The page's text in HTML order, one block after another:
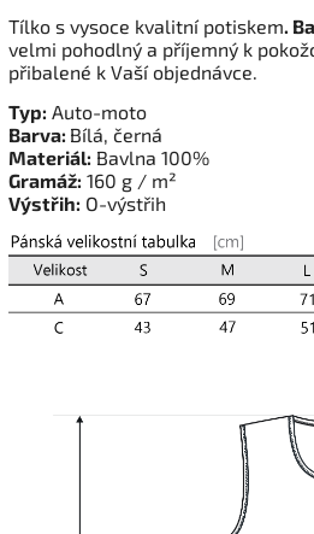
Tílko s vysoce kvalitní potiskem.
velmi pohodlný a příjemný k
přibalené k Vaší objednávce.
Typ: Auto-moto
Barva: Bílá, černá
Materiál: Bavlna 100%
Gramáž: 160 g / m²
Výstřih: O-výstřih